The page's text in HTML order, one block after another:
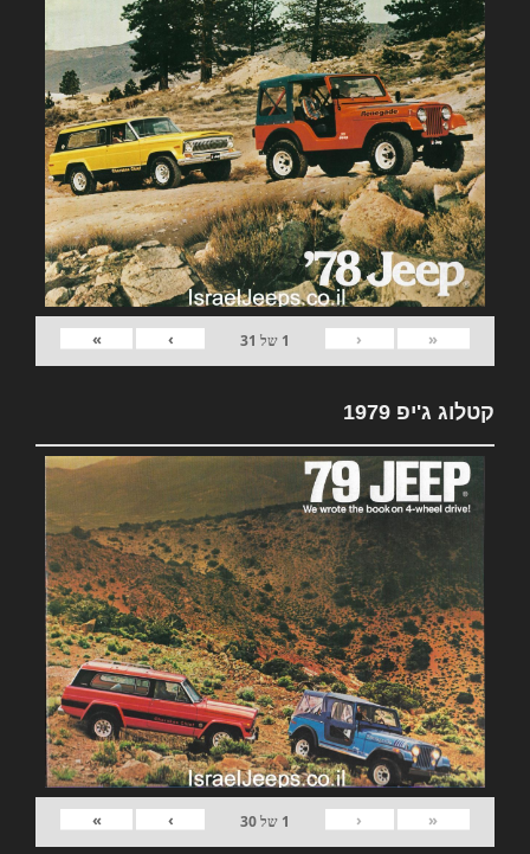
«
‹
1 של 31
›
»
קטלוג ג'יפ 1979
«
‹
1 של30
›
»